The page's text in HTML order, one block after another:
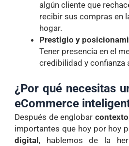
algún cliente que
recibir sus compras en
hogar.
Prestigio y
Tener presencia en el
credibilidad y confianza
¿Por qué necesitas
eCommerce
Después de englobar
importantes que hoy por hoy
digital, hablemos de la